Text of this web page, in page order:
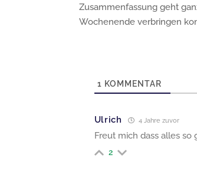
Zusammenfassung geht
Wochenende verbringen
1 KOMMENTAR
Ulrich 4 Jahre zuvor
Freut mich dass alles
2